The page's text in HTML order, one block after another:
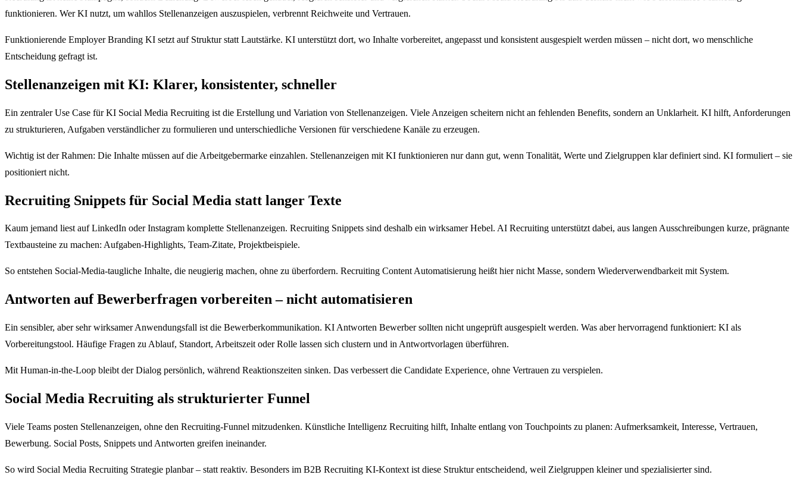
funktionieren. Wer KI nutzt, um wahllos Stellenanzeigen auszuspielen, verbrennt Reichweite und Vertrauen.
Funktionierende Employer Branding KI setzt auf Struktur statt Lautstärke. KI unterstützt dort, wo Inhalte vorbereitet, angepasst und konsistent ausgespielt werden müssen – nicht dort, wo menschliche
Entscheidung gefragt ist.
Stellenanzeigen mit KI: Klarer, konsistenter, schneller
Ein zentraler Use Case für KI Social Media Recruiting ist die Erstellung und Variation von Stellenanzeigen. Viele Anzeigen scheitern nicht an fehlenden Benefits, sondern an Unklarheit. KI hilft, Anforderungen
zu strukturieren, Aufgaben verständlicher zu formulieren und unterschiedliche Versionen für verschiedene Kanäle zu erzeugen.
Wichtig ist der Rahmen: Die Inhalte müssen auf die Arbeitgebermarke einzahlen. Stellenanzeigen mit KI funktionieren nur dann gut, wenn Tonalität, Werte und Zielgruppen klar definiert sind. KI formuliert – sie
positioniert nicht.
Recruiting Snippets für Social Media statt langer Texte
Kaum jemand liest auf LinkedIn oder Instagram komplette Stellenanzeigen. Recruiting Snippets sind deshalb ein wirksamer Hebel. AI Recruiting unterstützt dabei, aus langen Ausschreibungen kurze, prägnante
Textbausteine zu machen: Aufgaben-Highlights, Team-Zitate, Projektbeispiele.
So entstehen Social-Media-taugliche Inhalte, die neugierig machen, ohne zu überfordern. Recruiting Content Automatisierung heißt hier nicht Masse, sondern Wiederverwendbarkeit mit System.
Antworten auf Bewerberfragen vorbereiten – nicht automatisieren
Ein sensibler, aber sehr wirksamer Anwendungsfall ist die Bewerberkommunikation. KI Antworten Bewerber sollten nicht ungeprüft ausgespielt werden. Was aber hervorragend funktioniert: KI als
Vorbereitungstool. Häufige Fragen zu Ablauf, Standort, Arbeitszeit oder Rolle lassen sich clustern und in Antwortvorlagen überführen.
Mit Human-in-the-Loop bleibt der Dialog persönlich, während Reaktionszeiten sinken. Das verbessert die Candidate Experience, ohne Vertrauen zu verspielen.
Social Media Recruiting als strukturierter Funnel
Viele Teams posten Stellenanzeigen, ohne den Recruiting-Funnel mitzudenken. Künstliche Intelligenz Recruiting hilft, Inhalte entlang von Touchpoints zu planen: Aufmerksamkeit, Interesse, Vertrauen,
Bewerbung. Social Posts, Snippets und Antworten greifen ineinander.
So wird Social Media Recruiting Strategie planbar – statt reaktiv. Besonders im B2B Recruiting KI-Kontext ist diese Struktur entscheidend, weil Zielgruppen kleiner und spezialisierter sind.